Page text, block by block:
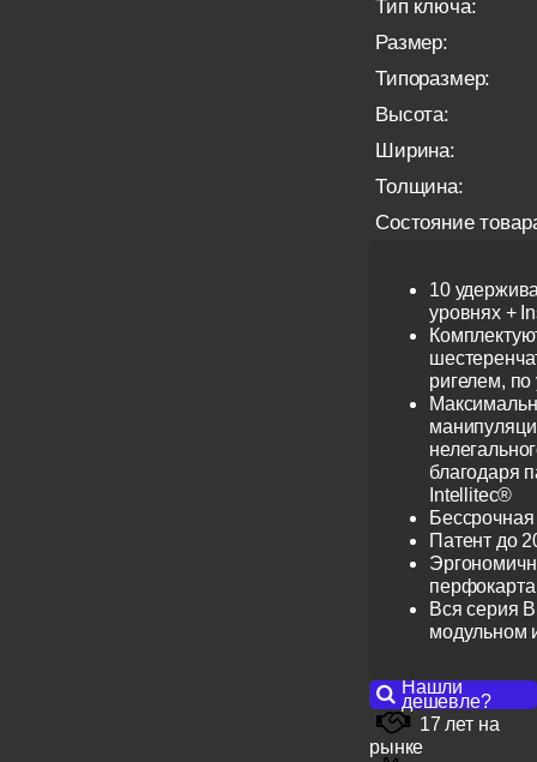
Тип ключа:
Размер:
Типоразмер:
Высота:
Ширина:
Толщина:
Состояние
10
уровнях +
ригелем,
благодаря
Intellitec®
Патент до
перфокарта
Вся серия
модульном
Нашли
дешевле?
17 лет на
рынке